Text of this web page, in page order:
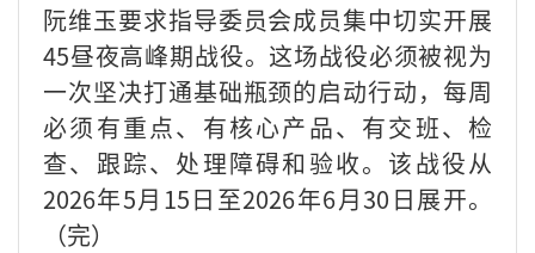
阮维玉要求指导委员会成员集中切实开展
45昼夜高峰期战役。这场战役必须被视为
一次坚决打通基础瓶颈的启动行动，每周
必须有重点、有核心产品、有交班、检
查、跟踪、处理障碍和验收。该战役从
2026年5月15日至2026年6月30日展开。
（完）